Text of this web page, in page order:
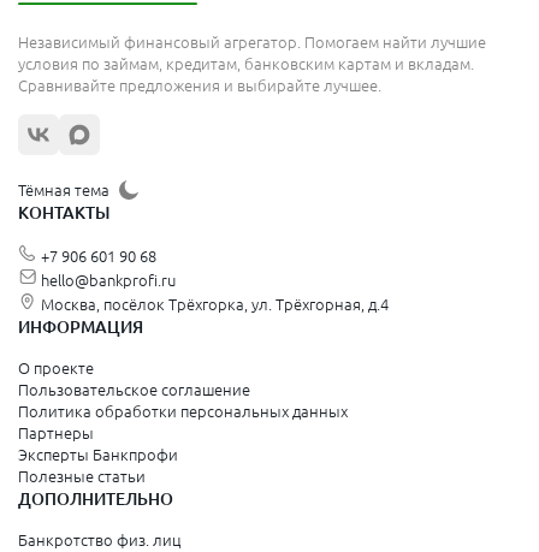
Независимый финансовый агрегатор. Помогаем найти лучшие
условия по займам, кредитам, банковским картам и вкладам.
Сравнивайте предложения и выбирайте лучшее.
Тёмная тема
КОНТАКТЫ
+7 906 601 90 68
hello@bankprofi.ru
Москва, посёлок Трёхгорка, ул. Трёхгорная, д.4
ИНФОРМАЦИЯ
О проекте
Пользовательское соглашение
Политика обработки персональных данных
Партнеры
Эксперты Банкпрофи
Полезные статьи
ДОПОЛНИТЕЛЬНО
Банкротство физ. лиц